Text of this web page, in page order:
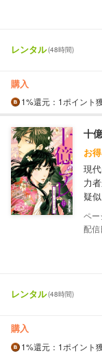
レンタル(48時間)
購入
1%還元 ：1ポイント
十
お
現
力
疑
配
レンタル(48時間)
購入
1%還元 ：1ポイント